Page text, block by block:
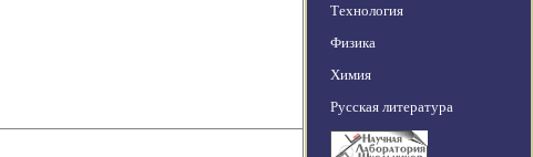
Технология
Физика
Химия
Русская литература